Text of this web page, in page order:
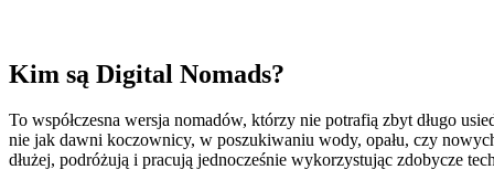
Kim są Digital Nomads?
To współczesna wersja nomadów, którzy nie potrafią zbyt długo
nie jak dawni koczownicy, w poszukiwaniu wody, opału, czy
dłużej, podróżują i pracują jednocześnie wykorzystując zdobycze